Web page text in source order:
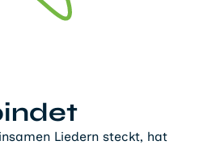
Liedern steckt, hat